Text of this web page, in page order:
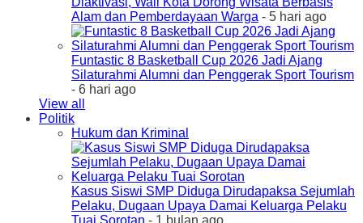
Alam dan Pemberdayaan Warga - 5 hari ago
Funtastic 8 Basketball Cup 2026 Jadi Ajang
Silaturahmi Alumni dan Penggerak Sport Tourism
- 6 hari ago
View all
Politik
Hukum dan Kriminal
Kasus Siswi SMP Diduga Dirudapaksa Sejumlah
Pelaku, Dugaan Upaya Damai Keluarga Pelaku
Tuai Sorotan - 1 bulan ago